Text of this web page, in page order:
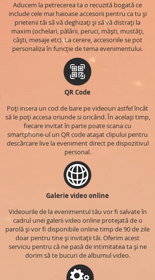
Aducem la petrecerea ta o recuzită bogată ce
include cele mai haioase accesorii pentru ca tu și
prietenii tăi să vă deghizați și să vă distrați la
maxim (ochelari, pălării, peruci, măști, mustăți,
căști, mesaje etc). La cerere, accesoriile se pot
personaliza în funcție de tema evenimentului.
QR Code
Poți insera un cod de bare pe videouri astfel încât
să le poți accesa oriunde si oricând. În același timp,
fiecare invitat în parte poate scana cu
smartphone-ul un QR code atașat clipului pentru
descărcare live la eveniment direct pe dispozitivul
personal.
Galerie video online
Videourile de la evenimentul tău vor fi salvate în
cadrul unei galerii video online protejată de o
parolă și vor fi disponibile online timp de 90 de zile
doar pentru tine și invitații tăi. Oferim acest
serviciu pentru că ne pasă de intimitatea ta și ne
dorim să te bucuri de albumul video.